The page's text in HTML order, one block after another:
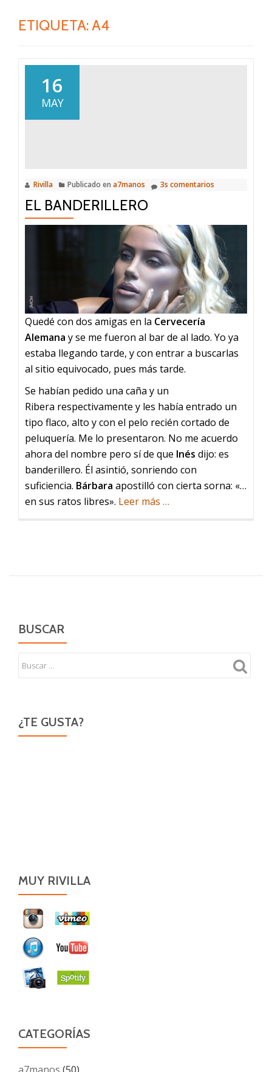
ETIQUETA:A4
16
MAY
Rivilla Publicado en a7manos 3s comentarios
EL BANDERILLERO
Quedé con dos amigas en la Cervecería
Alemana y se me fueron al bar de al lado. Yo ya
estaba llegando tarde, y con entrar a buscarlas
al sitio equivocado, pues más tarde.
Se habían pedido una caña y un
Ribera respectivamente y les había entrado un
tipo flaco, alto y con el pelo recién cortado de
peluquería. Me lo presentaron. No me acuerdo
ahora del nombre pero sí de que Inés dijo: es
banderillero. Él asintió, sonriendo con
suficiencia. Bárbara apostilló con cierta sorna: «…
en sus ratos libres». Leer más acerca
…
BUSCAR
¿TE GUSTA?
MUY RIVILLA
CATEGORÍAS